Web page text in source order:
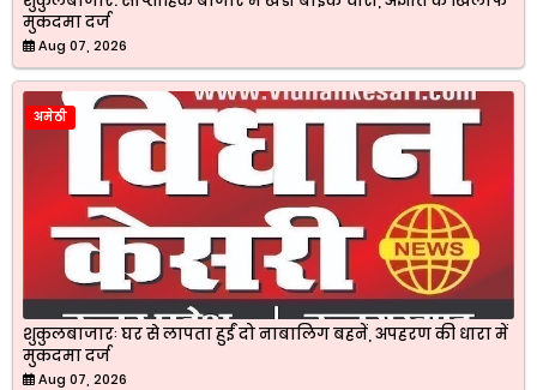
मुकदमा दर्ज
Aug 07, 2026
अमेठी
शुकुलबाजारः घर से लापता हुईं दो नाबालिग बहनें, अपहरण की धारा में
मुकदमा दर्ज
Aug 07, 2026